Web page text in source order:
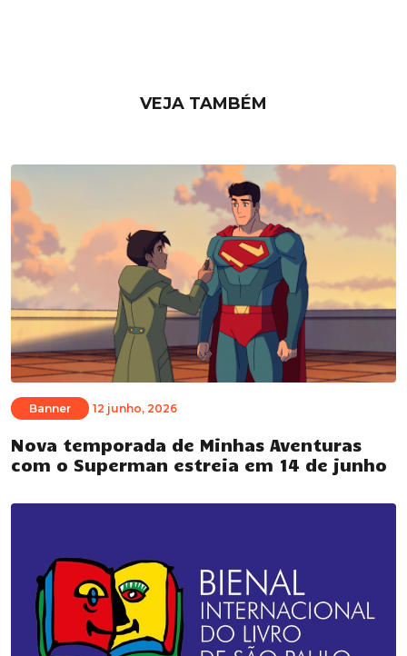
VEJA TAMBÉM
Banner 12 junho, 2026
Nova temporada de Minhas Aventuras
com o Superman estreia em 14 de junho